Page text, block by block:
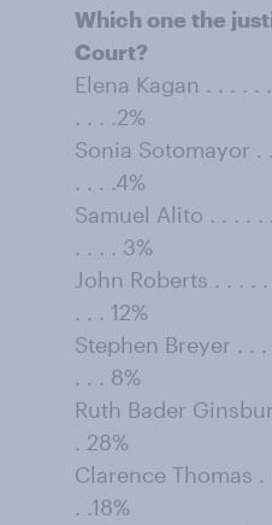
Which one the
Court?
Elena Kagan . . . . .
. . . .2%
Sonia Sotomayor .
. . . .4%
Samuel Alito . . . . .
. . . . 3%
John Roberts . . . .
. . . 12%
Stephen Breyer . . .
. . . 8%
Ruth Bader
. 28%
Clarence Thomas .
. .18%